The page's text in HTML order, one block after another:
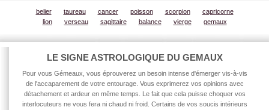
belier taureau cancer poisson scorpion
capricorne
lion
verseau sagittaire balance vierge gemaux
LE SIGNE ASTROLOGIQUE DU GEMAUX
Pour vous Gémeaux, vous éprouverez un besoin intense d'émerger vis-à-vis
de l'accaparement de votre entourage. Vous exprimerez vos opinions avec
détachement et ardeur en même temps. Le fait que cela puisse choquer vos
interlocuteurs ne vous fera ni chaud ni froid. Certains de vos soucis intérieurs